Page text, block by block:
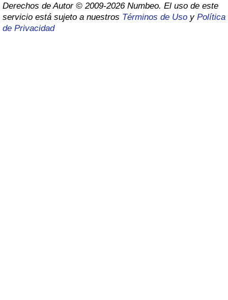
Derechos de Autor © 2009-2026 Numbeo. El uso de este
servicio está sujeto a nuestros Términos de Uso y Política
de Privacidad
Calificación del Índice de Criminalidad
(Actual)